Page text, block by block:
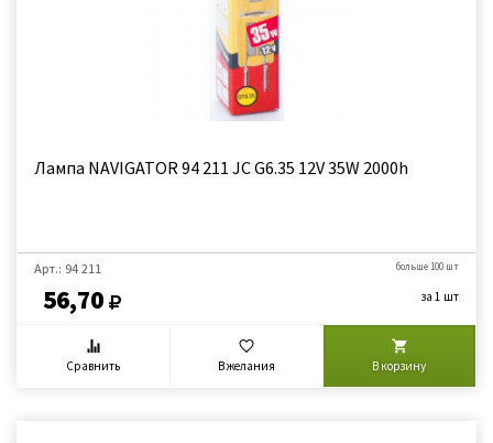
Лампа NAVIGATOR 94 211 JC G6.35 12V 35W 2000h
Арт.: 94 211
56,70
больше 100 шт
за 1 шт
Сравнить В желания В корзину